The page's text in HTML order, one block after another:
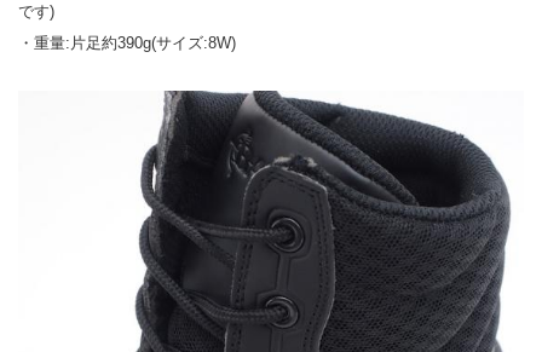
です)
・重量:片足約390g(サイズ:8W)